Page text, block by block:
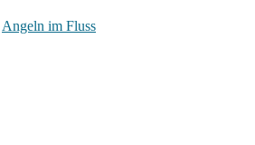
Angeln im Fluss